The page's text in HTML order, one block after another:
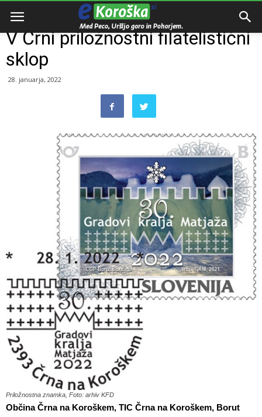
Domov
V Črni priložnostni filatelistični
sklop
28. januarja, 2022
Priložnostna znamka, Foto: arhiv KFD
Občina Črna na Koroškem, TIC Črna na Koroškem, Borut